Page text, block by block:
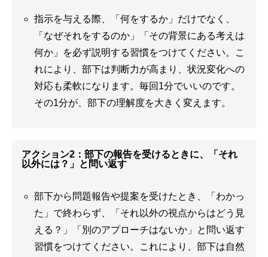
指示を与える際、「何をするか」だけでなく、
「なぜそれをするのか」「その背景にある考えは
何か」を必ず説明する習慣をつけてください。こ
れにより、部下は判断力が高まり、状況変化への
対応も柔軟になります。毎回1分でいいのです。
その1分が、部下の理解度を大きく変えます。
アクション2：部下の報告を受けるときに、「それ
以外には？」と問い返す
部下から問題報告や提案を受けたとき、「わかっ
た」で終わらず、「それ以外の視点からはどう見
える？」「別のアプローチはないか」と問い返す
習慣をつけてください。これにより、部下は自然